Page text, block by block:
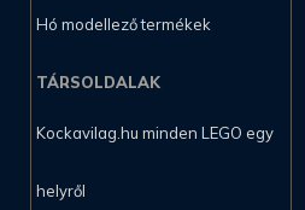
Hó modellező termékek
TÁRSOLDALAK
Kockavilag.hu minden LEGO egy
helyről